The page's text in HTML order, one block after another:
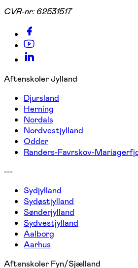
CVR-nr: 62531517
Aftenskoler Jylland
Djursland
Herning
Nordals
Nordvestjylland
Odder
Randers-Favrskov-
---
Sydjylland
Sydøstjylland
Sønderjylland
Sydvestjylland
Aalborg
Aarhus
Aftenskoler Fyn/Sjælland